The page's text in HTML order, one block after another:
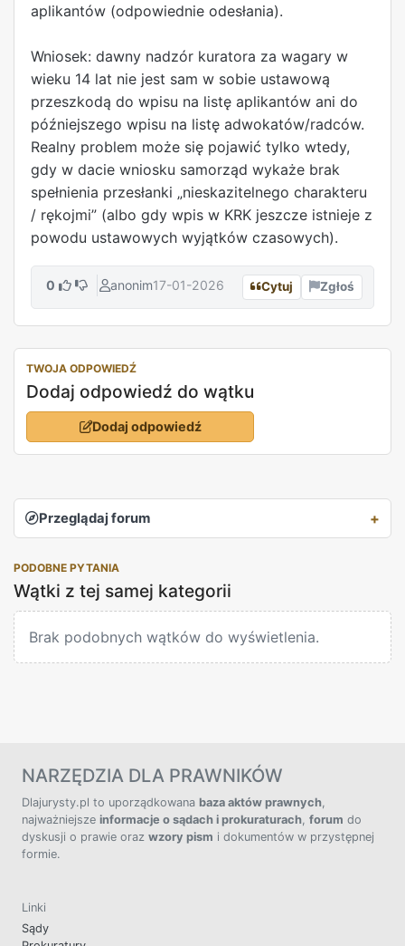
aplikantów (odpowiednie odesłania).
Wniosek: dawny nadzór kuratora za wagary w
wieku 14 lat nie jest sam w sobie ustawową
przeszkodą do wpisu na listę aplikantów ani do
późniejszego wpisu na listę adwokatów/radców.
Realny problem może się pojawić tylko wtedy,
gdy w dacie wniosku samorząd wykaże brak
spełnienia przesłanki „nieskazitelnego charakteru
/ rękojmi” (albo gdy wpis w KRK jeszcze istnieje z
powodu ustawowych wyjątków czasowych).
0 anonim17-01-2026 Cytuj Zgłoś
TWOJA ODPOWIEDŹ
Dodaj odpowiedź do wątku
Dodaj odpowiedź
Przeglądaj forum
PODOBNE PYTANIA
Wątki z tej samej kategorii
Brak podobnych wątków do wyświetlenia.
NARZĘDZIA DLA PRAWNIKÓW
Dlajurysty.pl to uporządkowana baza aktów prawnych,
najważniejsze informacje o sądach i prokuraturach, forum do
dyskusji o prawie oraz wzory pism i dokumentów w przystępnej
formie.
Linki
Sądy